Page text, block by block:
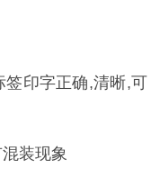
签印字正确,清晰,可
装现象